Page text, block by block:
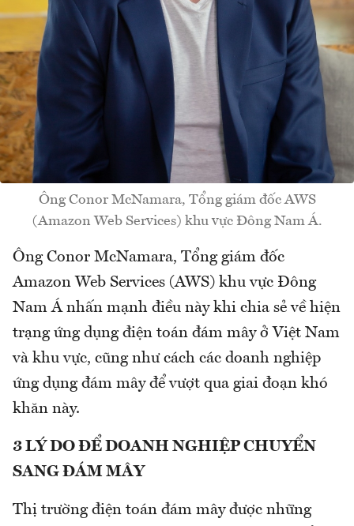
Ông Conor McNamara, Tổng giám đốc AWS
(Amazon Web Services) khu vực Đông Nam Á.
Ông Conor McNamara, Tổng giám đốc
Amazon Web Services (AWS) khu vực Đông
Nam Á nhấn mạnh điều này khi chia sẻ về hiện
trạng ứng dụng điện toán đám mây ở Việt Nam
và khu vực, cũng như cách các doanh nghiệp
ứng dụng đám mây để vượt qua giai đoạn khó
khăn này.
3 LÝ DO ĐỂ DOANH NGHIỆP CHUYỂN
SANG ĐÁM MÂY
Thị trường điện toán đám mây được những